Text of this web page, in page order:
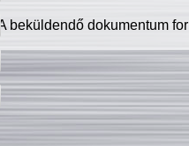
A beküldendő dokumentum